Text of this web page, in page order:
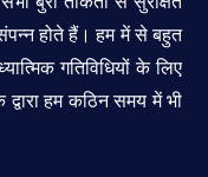
होते हैं। हम में से बहुत
गतिविधियों के लिए
हम कठिन समय में भी